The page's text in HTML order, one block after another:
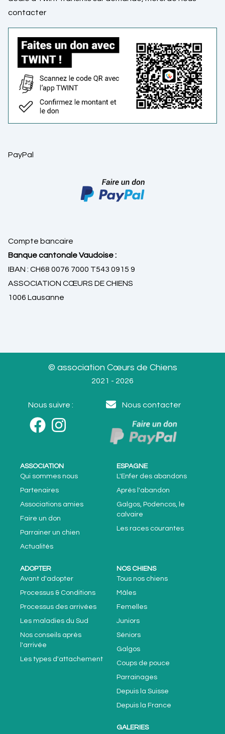
contacter
PayPal
Compte bancaire
Banque cantonale Vaudoise :
IBAN : CH68 0076 7000 T543 0915 9
ASSOCIATION CŒURS DE CHIENS
1006 Lausanne
© association Cœurs de Chiens
2021 - 2026
Nous suivre : Nous contacter
ASSOCIATION
Qui sommes nous
Partenaires
Associations amies
Faire un don
Parrainer un chien
Actualités
ESPAGNE
L'Enfer des abandons
Après l'abandon
Galgos, Podencos, le
calvaire
Les races courantes
ADOPTER
Avant d'adopter
Processus & Conditions
Processus des arrivées
Les maladies du Sud
Nos conseils après
l'arrivée
Les types d'attachement
NOS CHIENS
Tous nos chiens
Mâles
Femelles
Juniors
Séniors
Galgos
Coups de pouce
Parrainages
Depuis la Suisse
Depuis la France
GALERIES